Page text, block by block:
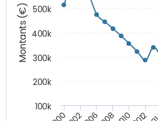
Montants (€)
100k
200k
300k
400k
500k